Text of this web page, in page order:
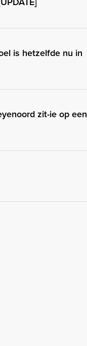
is hetzelfde nu in
zit-ie op een